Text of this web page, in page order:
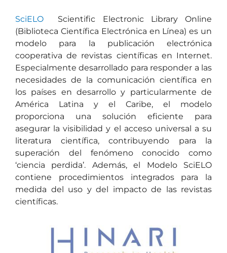
SciELO Scientific Electronic Library Online
(Biblioteca Científica Electrónica en Línea) es un
modelo para la publicación electrónica
cooperativa de revistas científicas en Internet.
Especialmente desarrollado para responder a las
necesidades de la comunicación científica en
los países en desarrollo y particularmente de
América Latina y el Caribe, el modelo
proporciona una solución eficiente para
asegurar la visibilidad y el acceso universal a su
literatura científica, contribuyendo para la
superación del fenómeno conocido como
‘ciencia perdida’. Además, el Modelo SciELO
contiene procedimientos integrados para la
medida del uso y del impacto de las revistas
científicas.